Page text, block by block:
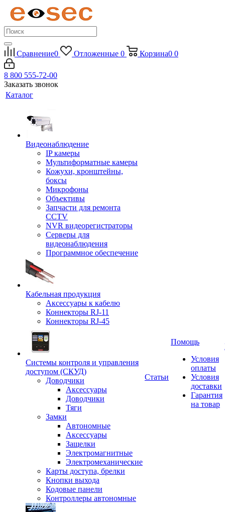
Сравнение0 Отложенные 0 Корзина0 0
8 800 555-72-00
Заказать звонок
Каталог
Видеонаблюдение
IP камеры
Мультиформатные камеры
Кожухи, кронштейны,
боксы
Микрофоны
Объективы
Запчасти для ремонта
CCTV
NVR видеорегистраторы
Серверы для
видеонаблюдения
Программное обеспечение
Кабельная продукция
Аксессуары к кабелю
Коннекторы RJ-11
Коннекторы RJ-45
Системы контроля и управления
доступом (СКУД)
Доводчики
Аксессуары
Доводчики
Тяги
Замки
Автономные
Аксессуары
Защелки
Электромагнитные
Электромеханические
Карты доступа, брелки
Кнопки выхода
Кодовые панели
Контроллеры автономные
Статьи
Помощь
Условия
оплаты
Условия
доставки
Гарантия
на товар